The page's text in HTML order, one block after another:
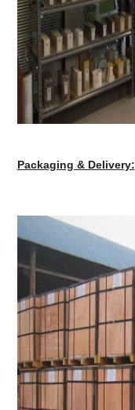
Packaging & Delivery: